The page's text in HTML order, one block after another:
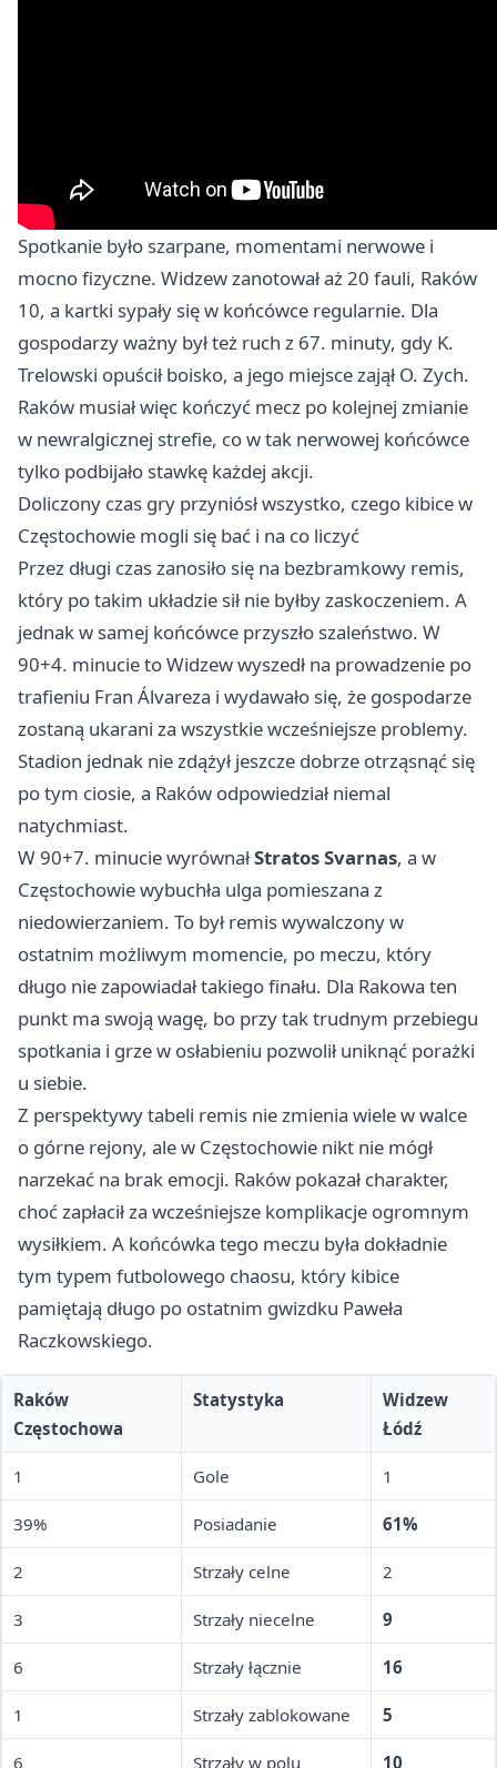
Spotkanie było szarpane, momentami nerwowe i
mocno fizyczne. Widzew zanotował aż 20 fauli, Raków
10, a kartki sypały się w końcówce regularnie. Dla
gospodarzy ważny był też ruch z 67. minuty, gdy K.
Trelowski opuścił boisko, a jego miejsce zajął O. Zych.
Raków musiał więc kończyć mecz po kolejnej zmianie
w newralgicznej strefie, co w tak nerwowej końcówce
tylko podbijało stawkę każdej akcji.
Doliczony czas gry przyniósł wszystko, czego kibice w
Częstochowie mogli się bać i na co liczyć
Przez długi czas zanosiło się na bezbramkowy remis,
który po takim układzie sił nie byłby zaskoczeniem. A
jednak w samej końcówce przyszło szaleństwo. W
90+4. minucie to Widzew wyszedł na prowadzenie po
trafieniu Fran Álvareza i wydawało się, że gospodarze
zostaną ukarani za wszystkie wcześniejsze problemy.
Stadion jednak nie zdążył jeszcze dobrze otrząsnąć się
po tym ciosie, a Raków odpowiedział niemal
natychmiast.
W 90+7. minucie wyrównałStratos Svarnas, a w
Częstochowie wybuchła ulga pomieszana z
niedowierzaniem. To był remis wywalczony w
ostatnim możliwym momencie, po meczu, który
długo nie zapowiadał takiego finału. Dla Rakowa ten
punkt ma swoją wagę, bo przy tak trudnym przebiegu
spotkania i grze w osłabieniu pozwolił uniknąć porażki
u siebie.
Z perspektywy tabeli remis nie zmienia wiele w walce
o górne rejony, ale w Częstochowie nikt nie mógł
narzekać na brak emocji. Raków pokazał charakter,
choć zapłacił za wcześniejsze komplikacje ogromnym
wysiłkiem. A końcówka tego meczu była dokładnie
tym typem futbolowego chaosu, który kibice
pamiętają długo po ostatnim gwizdku Paweła
Raczkowskiego.
Raków
Częstochowa
Statystyka
Widzew
Łódź
1 Gole 1
39% Posiadanie 61%
2 Strzały celne 2
3 Strzały niecelne 9
6 Strzały łącznie 16
1 Strzały zablokowane 5
6 Strzały w polu 10